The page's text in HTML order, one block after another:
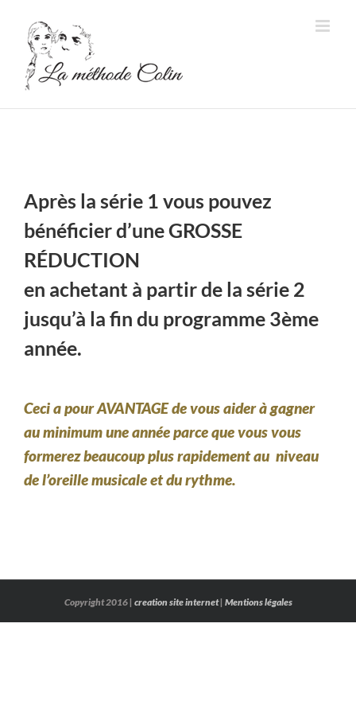
contenu
Après la série 1 vous pouvez
bénéficier d’une GROSSE
RÉDUCTION
en achetant à partir de la série 2
jusqu’à la fin du programme 3ème
année.
Ceci a pour AVANTAGE de vous aider à gagner
au minimum une année parce que vous vous
formerez beaucoup plus rapidement au niveau
de l’oreille musicale et du rythme.
Copyright 2016 | creation site internet| Mentions légales